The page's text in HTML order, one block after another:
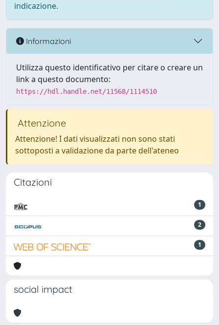
indicazione.
Informazioni
Utilizza questo identificativo per citare o creare un
link a questo documento:
https://hdl.handle.net/11568/1114510
Attenzione
Attenzione! I dati visualizzati non sono stati
sottoposti a validazione da parte dell'ateneo
Citazioni
1
2
1
social impact